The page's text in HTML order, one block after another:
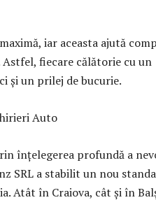
iar aceasta ajută
fiecare călătorie cu un
și un prilej de bucurie.
Auto
înțelegerea profundă a
SRL a stabilit un nou
Atât în Craiova, cât și în